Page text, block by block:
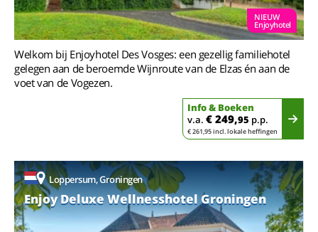
NIEUW
Enjoyhotel
Welkom bij Enjoyhotel Des Vosges: een gezellig familiehotel
gelegen aan de beroemde Wijnroute van de Elzas én aan de
voet van de Vogezen.
Info & Boeken
v.a. € 249,95 p.p.
€ 261,95 incl. lokale heffingen
Loppersum, Groningen
Enjoy Deluxe Wellnesshotel Groningen